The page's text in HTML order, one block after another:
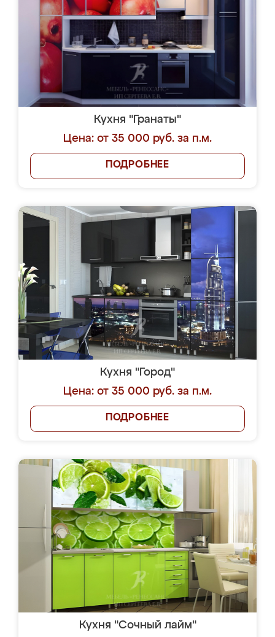
Кухня "Гранаты"
Цена: от 35 000 руб. за п.м.
ПОДРОБНЕЕ
Кухня "Город"
Цена: от 35 000 руб. за п.м.
ПОДРОБНЕЕ
Кухня "Сочный лайм"